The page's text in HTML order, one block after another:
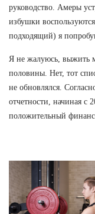
руководство. Амеры
избушки
подходящий) я
Я не жалуюсь, выжить
половины. Нет, тот
не обновлялся.
отчетности, начиная с
положительный